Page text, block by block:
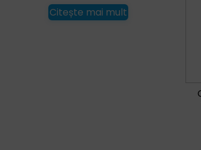
Citește mai mult